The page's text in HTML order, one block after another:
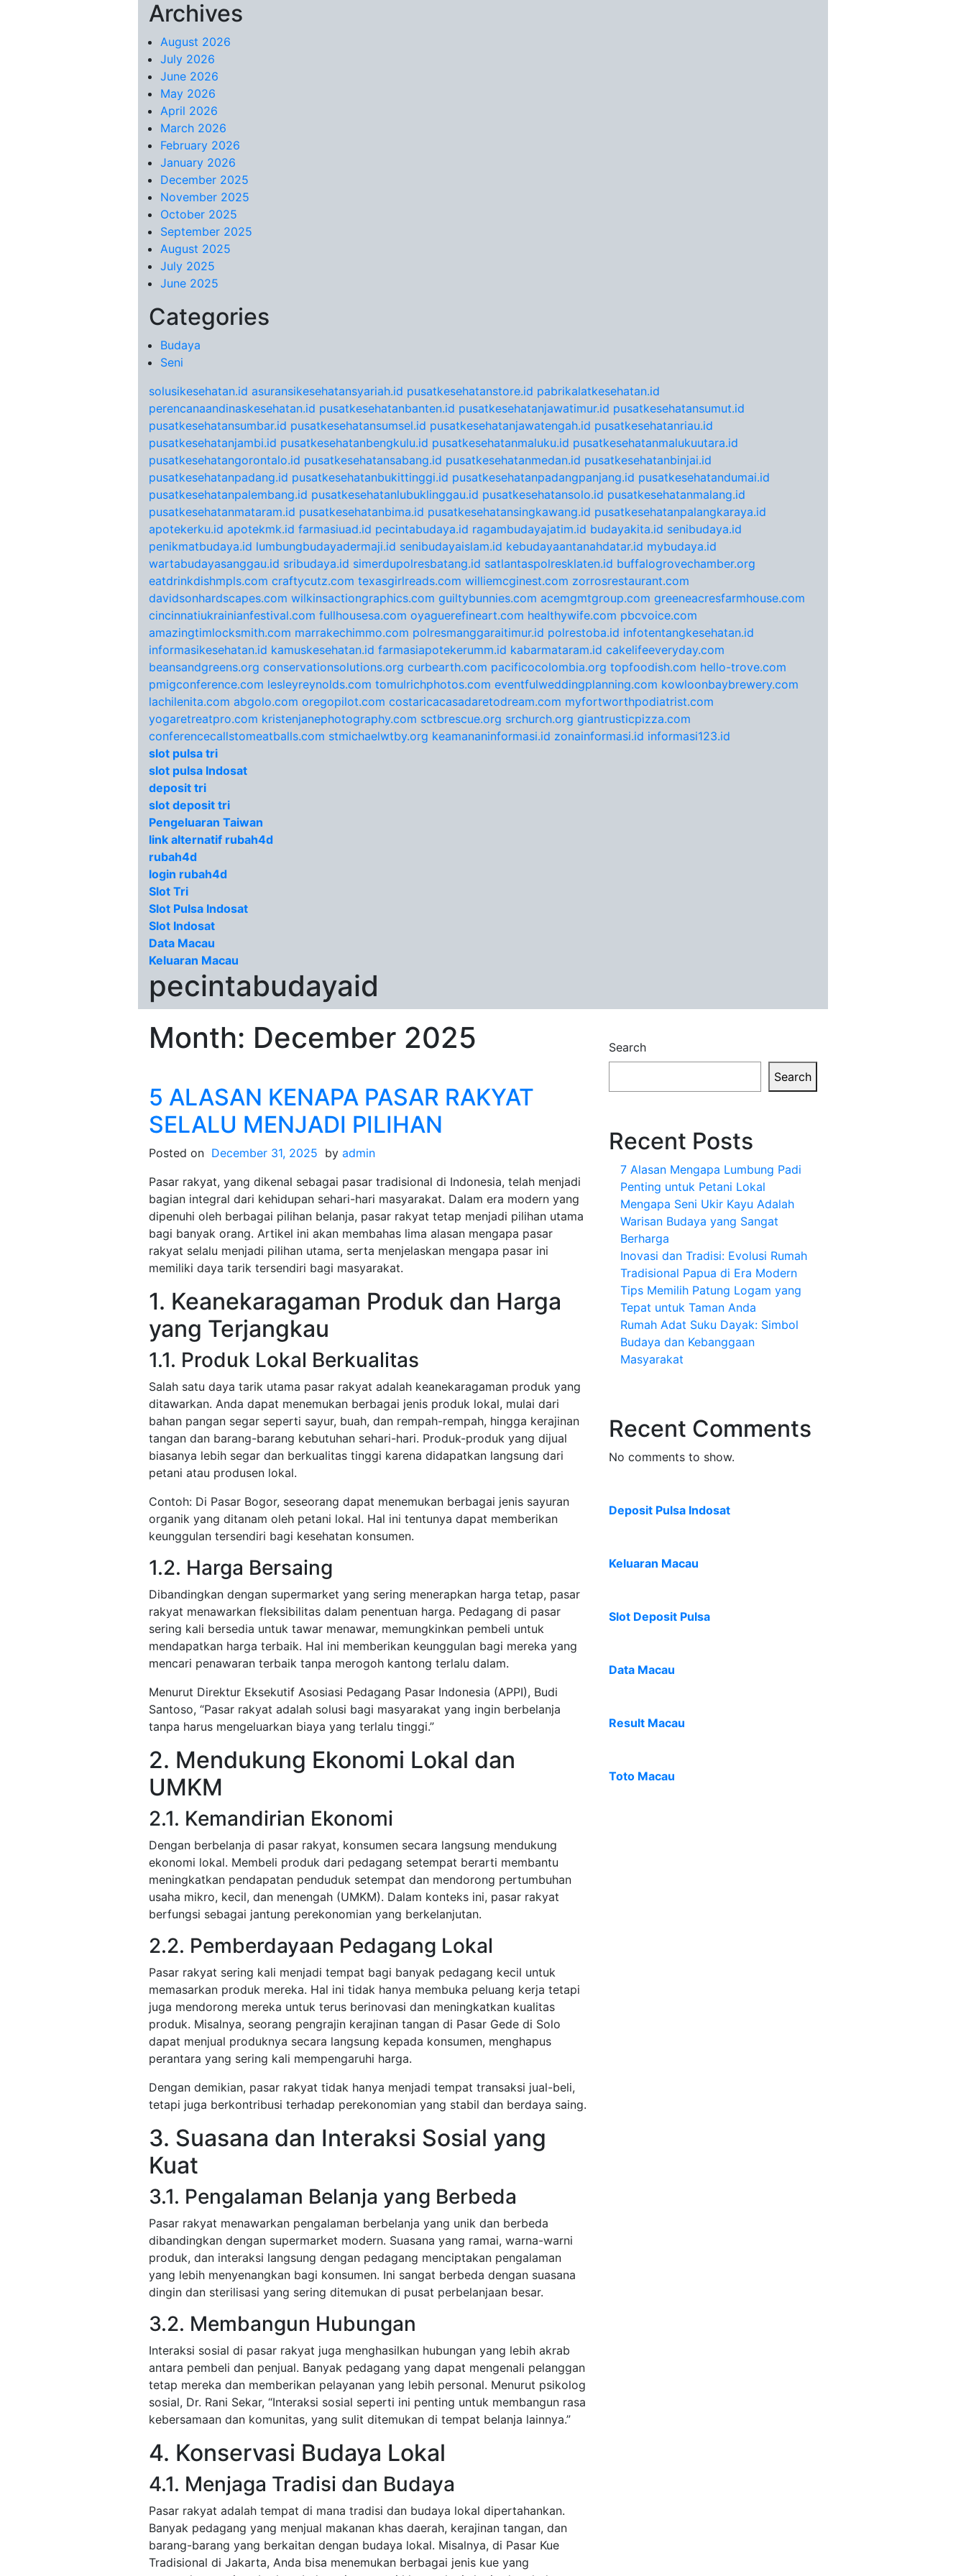
Skip to content
Archives
August 2026
July 2026
June 2026
May 2026
April 2026
March 2026
February 2026
January 2026
December 2025
November 2025
October 2025
September 2025
August 2025
July 2025
June 2025
Categories
Budaya
Seni
solusikesehatan.id asuransikesehatansyariah.id pusatkesehatanstore.id pabrikalatkesehatan.id
perencanaandinaskesehatan.id pusatkesehatanbanten.id pusatkesehatanjawatimur.id pusatkesehatansumut.id
pusatkesehatansumbar.id pusatkesehatansumsel.id pusatkesehatanjawatengah.id pusatkesehatanriau.id
pusatkesehatanjambi.id pusatkesehatanbengkulu.id pusatkesehatanmaluku.id pusatkesehatanmalukuutara.id
pusatkesehatangorontalo.id pusatkesehatansabang.id pusatkesehatanmedan.id pusatkesehatanbinjai.id
pusatkesehatanpadang.id pusatkesehatanbukittinggi.id pusatkesehatanpadangpanjang.id pusatkesehatandumai.id
pusatkesehatanpalembang.id pusatkesehatanlubuklinggau.id pusatkesehatansolo.id pusatkesehatanmalang.id
pusatkesehatanmataram.id pusatkesehatanbima.id pusatkesehatansingkawang.id pusatkesehatanpalangkaraya.id
apotekerku.id apotekmk.id farmasiuad.id pecintabudaya.id ragambudayajatim.id budayakita.id senibudaya.id
penikmatbudaya.id lumbungbudayadermaji.id senibudayaislam.id kebudayaantanahdatar.id mybudaya.id
wartabudayasanggau.id sribudaya.id simerdupolresbatang.id satlantaspolresklaten.id buffalogrovechamber.org
eatdrinkdishmpls.com craftycutz.com texasgirlreads.com williemcginest.com zorrosrestaurant.com
davidsonhardscapes.com wilkinsactiongraphics.com guiltybunnies.com acemgmtgroup.com greeneacresfarmhouse.com
cincinnatiukrainianfestival.com fullhousesa.com oyaguerefineart.com healthywife.com pbcvoice.com
amazingtimlocksmith.com marrakechimmo.com polresmanggaraitimur.id polrestoba.id infotentangkesehatan.id
informasikesehatan.id kamuskesehatan.id farmasiapotekerumm.id kabarmataram.id cakelifeeveryday.com
beansandgreens.org conservationsolutions.org curbearth.com pacificocolombia.org topfoodish.com hello-trove.com
pmigconference.com lesleyreynolds.com tomulrichphotos.com eventfulweddingplanning.com kowloonbaybrewery.com
lachilenita.com abgolo.com oregopilot.com costaricacasadaretodream.com myfortworthpodiatrist.com
yogaretreatpro.com kristenjanephotography.com sctbrescue.org srchurch.org giantrusticpizza.com
conferencecallstomeatballs.com stmichaelwtby.org keamananinformasi.id zonainformasi.id informasi123.id
slot pulsa tri
slot pulsa Indosat
deposit tri
slot deposit tri
Pengeluaran Taiwan
link alternatif rubah4d
rubah4d
login rubah4d
Slot Tri
Slot Pulsa Indosat
Slot Indosat
Data Macau
Keluaran Macau
pecintabudayaid
Month: December 2025
5 ALASAN KENAPA PASAR RAKYAT
SELALU MENJADI PILIHAN
Posted on December 31, 2025 by admin
Pasar rakyat, yang dikenal sebagai pasar tradisional di Indonesia, telah menjadi
bagian integral dari kehidupan sehari-hari masyarakat. Dalam era modern yang
dipenuhi oleh berbagai pilihan belanja, pasar rakyat tetap menjadi pilihan utama
bagi banyak orang. Artikel ini akan membahas lima alasan mengapa pasar
rakyat selalu menjadi pilihan utama, serta menjelaskan mengapa pasar ini
memiliki daya tarik tersendiri bagi masyarakat.
1. Keanekaragaman Produk dan Harga
yang Terjangkau
1.1. Produk Lokal Berkualitas
Salah satu daya tarik utama pasar rakyat adalah keanekaragaman produk yang
ditawarkan. Anda dapat menemukan berbagai jenis produk lokal, mulai dari
bahan pangan segar seperti sayur, buah, dan rempah-rempah, hingga kerajinan
tangan dan barang-barang kebutuhan sehari-hari. Produk-produk yang dijual
biasanya lebih segar dan berkualitas tinggi karena didapatkan langsung dari
petani atau produsen lokal.
Contoh: Di Pasar Bogor, seseorang dapat menemukan berbagai jenis sayuran
organik yang ditanam oleh petani lokal. Hal ini tentunya dapat memberikan
keunggulan tersendiri bagi kesehatan konsumen.
1.2. Harga Bersaing
Dibandingkan dengan supermarket yang sering menerapkan harga tetap, pasar
rakyat menawarkan fleksibilitas dalam penentuan harga. Pedagang di pasar
sering kali bersedia untuk tawar menawar, memungkinkan pembeli untuk
mendapatkan harga terbaik. Hal ini memberikan keunggulan bagi mereka yang
mencari penawaran terbaik tanpa merogoh kantong terlalu dalam.
Menurut Direktur Eksekutif Asosiasi Pedagang Pasar Indonesia (APPI), Budi
Santoso, “Pasar rakyat adalah solusi bagi masyarakat yang ingin berbelanja
tanpa harus mengeluarkan biaya yang terlalu tinggi.”
2. Mendukung Ekonomi Lokal dan
UMKM
2.1. Kemandirian Ekonomi
Dengan berbelanja di pasar rakyat, konsumen secara langsung mendukung
ekonomi lokal. Membeli produk dari pedagang setempat berarti membantu
meningkatkan pendapatan penduduk setempat dan mendorong pertumbuhan
usaha mikro, kecil, dan menengah (UMKM). Dalam konteks ini, pasar rakyat
berfungsi sebagai jantung perekonomian yang berkelanjutan.
2.2. Pemberdayaan Pedagang Lokal
Pasar rakyat sering kali menjadi tempat bagi banyak pedagang kecil untuk
memasarkan produk mereka. Hal ini tidak hanya membuka peluang kerja tetapi
juga mendorong mereka untuk terus berinovasi dan meningkatkan kualitas
produk. Misalnya, seorang pengrajin kerajinan tangan di Pasar Gede di Solo
dapat menjual produknya secara langsung kepada konsumen, menghapus
perantara yang sering kali mempengaruhi harga.
Dengan demikian, pasar rakyat tidak hanya menjadi tempat transaksi jual-beli,
tetapi juga berkontribusi terhadap perekonomian yang stabil dan berdaya saing.
3. Suasana dan Interaksi Sosial yang
Kuat
3.1. Pengalaman Belanja yang Berbeda
Pasar rakyat menawarkan pengalaman berbelanja yang unik dan berbeda
dibandingkan dengan supermarket modern. Suasana yang ramai, warna-warni
produk, dan interaksi langsung dengan pedagang menciptakan pengalaman
yang lebih menyenangkan bagi konsumen. Ini sangat berbeda dengan suasana
dingin dan sterilisasi yang sering ditemukan di pusat perbelanjaan besar.
3.2. Membangun Hubungan
Interaksi sosial di pasar rakyat juga menghasilkan hubungan yang lebih akrab
antara pembeli dan penjual. Banyak pedagang yang dapat mengenali pelanggan
tetap mereka dan memberikan pelayanan yang lebih personal. Menurut psikolog
sosial, Dr. Rani Sekar, “Interaksi sosial seperti ini penting untuk membangun rasa
kebersamaan dan komunitas, yang sulit ditemukan di tempat belanja lainnya.”
4. Konservasi Budaya Lokal
4.1. Menjaga Tradisi dan Budaya
Pasar rakyat adalah tempat di mana tradisi dan budaya lokal dipertahankan.
Banyak pedagang yang menjual makanan khas daerah, kerajinan tangan, dan
barang-barang yang berkaitan dengan budaya lokal. Misalnya, di Pasar Kue
Tradisional di Jakarta, Anda bisa menemukan berbagai jenis kue yang
Search
Search
Recent Posts
7 Alasan Mengapa Lumbung Padi
Penting untuk Petani Lokal
Mengapa Seni Ukir Kayu Adalah
Warisan Budaya yang Sangat
Berharga
Inovasi dan Tradisi: Evolusi Rumah
Tradisional Papua di Era Modern
Tips Memilih Patung Logam yang
Tepat untuk Taman Anda
Rumah Adat Suku Dayak: Simbol
Budaya dan Kebanggaan
Masyarakat
Recent Comments
No comments to show.
Deposit Pulsa Indosat
Keluaran Macau
Slot Deposit Pulsa
Data Macau
Result Macau
Toto Macau